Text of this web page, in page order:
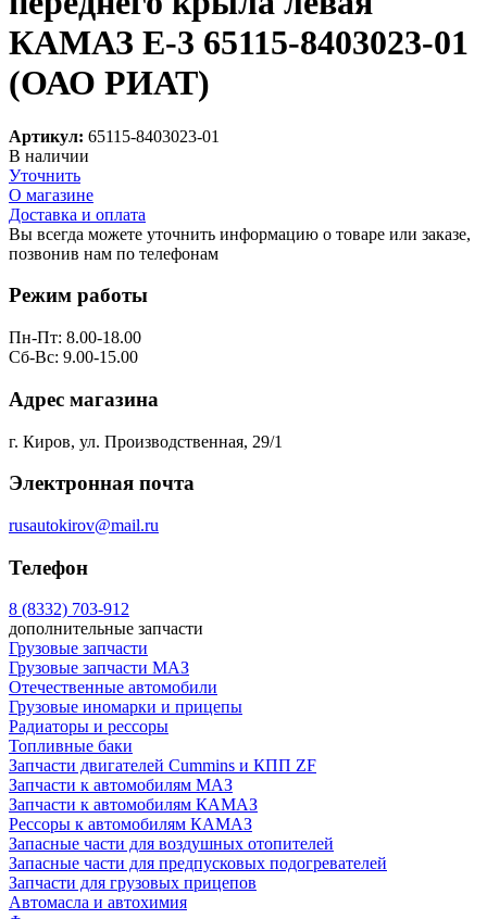
КАМАЗ Е-3 65115-8403023-01
(ОАО РИАТ)
Артикул: 65115-8403023-01
В наличии
Уточнить
О магазине
Доставка и оплата
Вы всегда можете уточнить информацию о товаре или заказе,
позвонив нам по телефонам
Режим работы
Пн-Пт: 8.00-18.00
Сб-Вс: 9.00-15.00
Адрес магазина
г. Киров, ул. Производственная, 29/1
Электронная почта
rusautokirov@mail.ru
Телефон
8 (8332) 703-912
дополнительные запчасти
Грузовые запчасти
Грузовые запчасти МАЗ
Отечественные автомобили
Грузовые иномарки и прицепы
Радиаторы и рессоры
Топливные баки
Запчасти двигателей Cummins и КПП ZF
Запчасти к автомобилям МАЗ
Запчасти к автомобилям КАМАЗ
Рессоры к автомобилям КАМАЗ
Запасные части для воздушных отопителей
Запасные части для предпусковых подогревателей
Запчасти для грузовых прицепов
Автомасла и автохимия